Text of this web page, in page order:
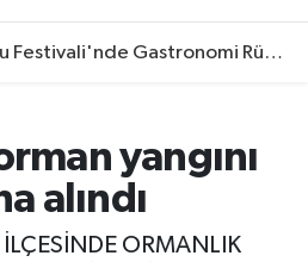
Rüzgarı: Lezzetin Yıldızı "Manisa Kebabı" Oldu!
yangını
alındı
ORMANLIK